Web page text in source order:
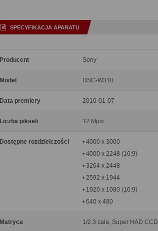
SPECYFIKACJA APARATU
Producent Sony
Model DSC-W310
Data premiery 2010-01-07
Liczba pikseli 12 Mpix
Dostępne rozdzielczości
• 4000 x 3000
• 4000 x 2248 (16:9)
• 3264 x 2448
• 2592 x 1944
• 1920 x 1080 (16:9)
• 640 x 480
Matryca 1/2.3 cala, Super HAD